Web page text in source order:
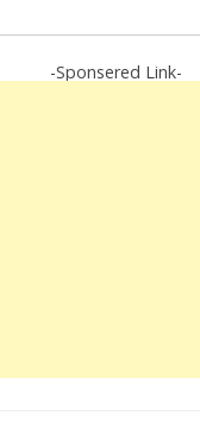
-Sponsered Link-